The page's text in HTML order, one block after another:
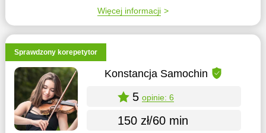
Więcej informacji
Sprawdzony korepetytor
Konstancja Samochin
5 opinie: 6
150 zł/60 min